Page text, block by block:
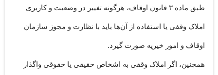
طبق ماده ۳ قانون اوقاف ، هرگونه تغییر در وضعیت و کاربری
املاک وقفی یا استفاده از آن‌ها باید با نظارت و مجوز سازمان
اوقاف و امور خیریه صورت گیرد.
همچنین، اگر املاک وقفی به اشخاص حقیقی یا حقوقی واگذار